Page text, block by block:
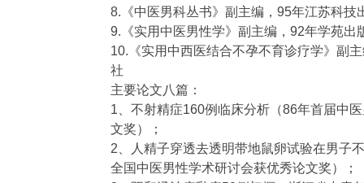
8.《中医男科丛书》副主编，95年江苏科技
9.《实用中医男性学》副主编，92年学苑出
10.《实用中西医结合不孕不育诊疗学》副
社
主要论文八篇：
1、不射精症160例临床分析（86年首届中
文奖）；
2、人精子穿透去透明带地鼠卵试验在男子
全国中医男性学术研讨会获优秀论文奖）；